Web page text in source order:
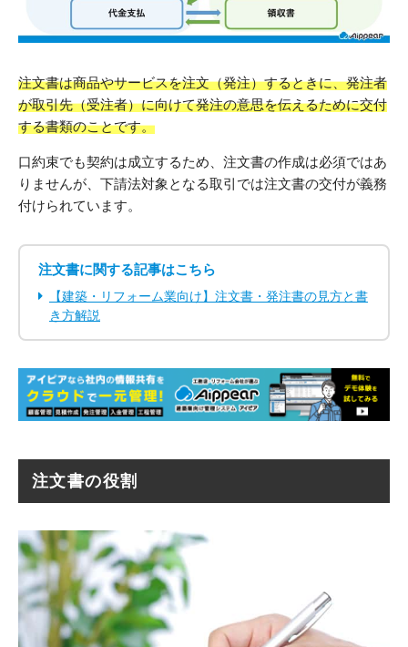
注文書は商品やサービスを注文（発注）するときに、発注者
が取引先（受注者）に向けて発注の意思を伝えるために交付
する書類のことです。
口約束でも契約は成立するため、注文書の作成は必須ではあ
りませんが、下請法対象となる取引では注文書の交付が義務
付けられています。
注文書に関する記事はこちら
【建築・リフォーム業向け】注文書・発注書の見方と書
き方解説
注文書の役割